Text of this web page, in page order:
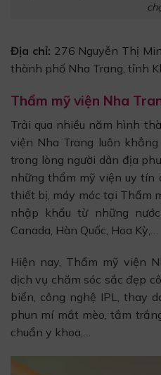
Địa chỉ: 276 Nguyễn Thị
thành phố Nha Trang, tỉnh
Thẩm mỹ viện Nha
Trải qua nhiều năm hình
viện Nha Trang luôn
trong lòng người dân địa
những thẩm mỹ viện uy tín
thiết bị, máy móc tại Thẩm
nhập khẩu từ những
Canada, Hàn Quốc, Hoa Kỳ,…
Hiện nay, Thẩm mỹ viện
dịch vụ chăm sóc sắc đẹp
biển, công nghệ IPL, thay
phun mí mắt mèo, tắm
chuẩn y khoa,…